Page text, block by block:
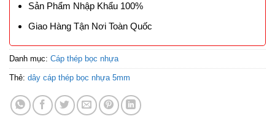
Sản Phẩm Nhập Khẩu 100%
Giao Hàng Tận Nơi Toàn Quốc
Danh mục: Cáp thép bọc nhựa
Thẻ: dây cáp thép bọc nhựa 5mm